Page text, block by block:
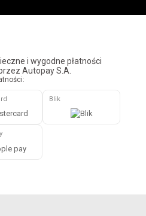
i wygodne płatności
Autopay S.A.
Blik